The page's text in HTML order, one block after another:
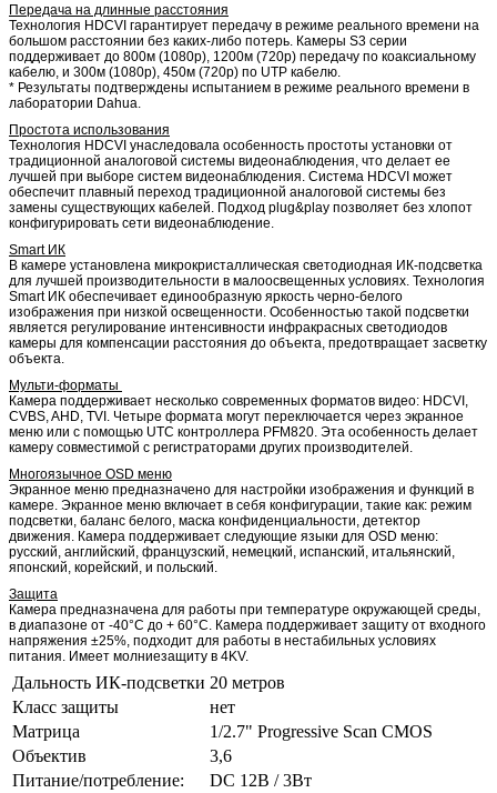
Передача на длинные расстояния
Технология HDCVI гарантирует передачу в режиме реального времени на
большом расстоянии без каких-либо потерь. Камеры S3 серии
поддерживает до 800м (1080p), 1200м (720p) передачу по коаксиальному
кабелю, и 300м (1080p), 450м (720p) по UTP кабелю.
* Результаты подтверждены испытанием в режиме реального времени в
лаборатории Dahua.
Простота использования
Технология HDCVI унаследовала особенность простоты установки от
традиционной аналоговой системы видеонаблюдения, что делает ее
лучшей при выборе систем видеонаблюдения. Система HDCVI может
обеспечит плавный переход традиционной аналоговой системы без
замены существующих кабелей. Подход plug&play позволяет без хлопот
конфигурировать сети видеонаблюдение.
Smart ИК
В камере установлена микрокристаллическая светодиодная ИК-подсветка
для лучшей производительности в малоосвещенных условиях. Технология
Smart ИК обеспечивает единообразную яркость черно-белого
изображения при низкой освещенности. Особенностью такой подсветки
является регулирование интенсивности инфракрасных светодиодов
камеры для компенсации расстояния до объекта, предотвращает засветку
объекта.
Мульти-форматы
Камера поддерживает несколько современных форматов видео: HDCVI,
CVBS, AHD, TVI. Четыре формата могут переключается через экранное
меню или с помощью UTC контроллера PFM820. Эта особенность делает
камеру совместимой с регистраторами других производителей.
Многоязычное OSD меню
Экранное меню предназначено для настройки изображения и функций в
камере. Экранное меню включает в себя конфигурации, такие как: режим
подсветки, баланс белого, маска конфиденциальности, детектор
движения. Камера поддерживает следующие языки для OSD меню:
русский, английский, французский, немецкий, испанский, итальянский,
японский, корейский, и польский.
Защита
Камера предназначена для работы при температуре окружающей среды,
в диапазоне от -40°C до + 60°С. Камера поддерживает защиту от входного
напряжения ±25%, подходит для работы в нестабильных условиях
питания. Имеет молниезащиту в 4KV.
Дальность ИК-подсветки 20 метров
Класс защиты
нет
Матрица
1/2.7" Progressive Scan CMOS
Объектив
3,6
Питание/потребление:
DC 12В / 3Вт